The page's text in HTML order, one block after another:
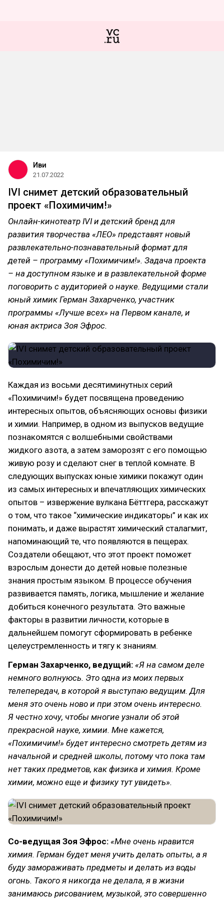
Иви
21.07.2022
IVI снимет детский образовательный
проект «Похимичим!»
Онлайн-кинотеатр IVI и детский бренд для
развития творчества «ЛЕО» представят новый
развлекательно-познавательный формат для
детей – программу «Похимичим!». Задача проекта
– на доступном языке и в развлекательной форме
поговорить с аудиторией о науке. Ведущими стали
юный химик Герман Захарченко, участник
программы «Лучше всех» на Первом канале, и
юная актриса Зоя Эфрос.
Каждая из восьми десятиминутных серий
«Похимичим!» будет посвящена проведению
интересных опытов, объясняющих основы физики
и химии. Например, в одном из выпусков ведущие
познакомятся с волшебными свойствами
жидкого азота, а затем заморозят с его помощью
живую розу и сделают снег в теплой комнате. В
следующих выпусках юные химики покажут один
из самых интересных и впечатляющих химических
опытов – извержение вулкана Бёттгера, расскажут
о том, что такое “химические индикаторы” и как их
понимать, и даже вырастят химический сталагмит,
напоминающий те, что появляются в пещерах.
Создатели обещают, что этот проект поможет
взрослым донести до детей новые полезные
знания простым языком. В процессе обучения
развивается память, логика, мышление и желание
добиться конечного результата. Это важные
факторы в развитии личности, которые в
дальнейшем помогут сформировать в ребенке
целеустремленность и тягу к знаниям.
Герман Захарченко, ведущий: «Я на самом деле
немного волнуюсь. Это одна из моих первых
телепередач, в которой я выступаю ведущим. Для
меня это очень ново и при этом очень интересно.
Я честно хочу, чтобы многие узнали об этой
прекрасной науке, химии. Мне кажется,
«Похимичим!» будет интересно смотреть детям из
начальной и средней школы, потому что пока там
нет таких предметов, как физика и химия. Кроме
химии, можно еще и физику тут увидеть».
Со-ведущая Зоя Эфрос: «Мне очень нравится
химия. Герман будет меня учить делать опыты, а я
буду замораживать предметы и делать из воды
огонь. Такого я никогда не делала, я в жизни
занимаюсь рисованием, музыкой, это совершенно